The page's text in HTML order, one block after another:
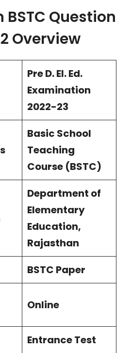
Question
Overview
Pre D. El. Ed.
Examination
2022-23
Basic School
Teaching
Course (BSTC)
Department of
Elementary
Education,
Rajasthan
BSTC Paper
Online
Entrance Test